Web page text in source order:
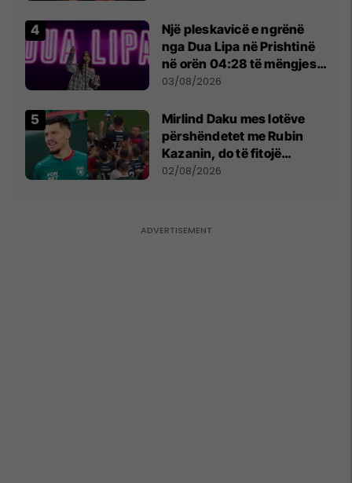
Një pleskavicë e ngrënë
nga Dua Lipa në Prishtinë
në orën 04:28 të mëngjesit
- dhe bota digjitale serbe
03/08/2026
Mirlind Daku mes lotëve
përshëndetet me Rubin
Kazanin, do të fitojë
miliona te Spartak Moska
02/08/2026